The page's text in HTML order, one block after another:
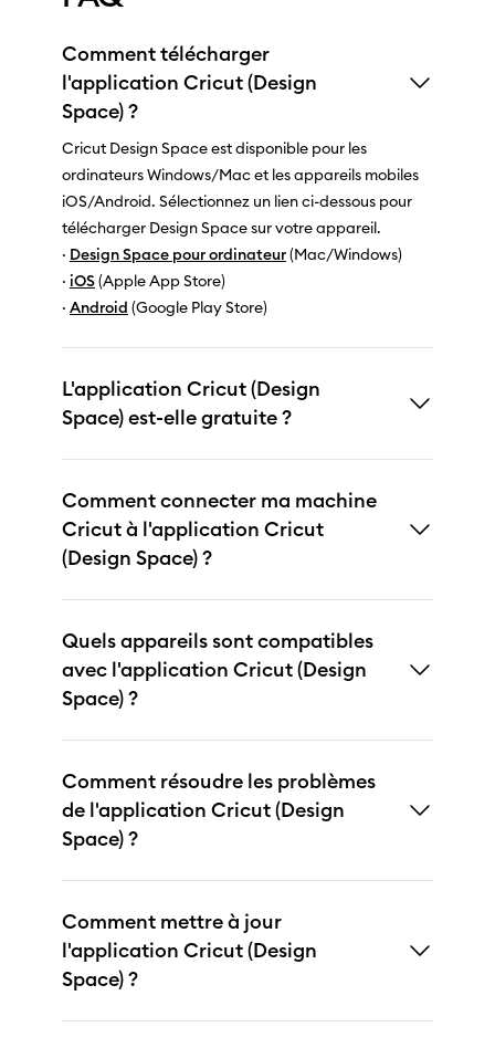
Comment télécharger
l'application Cricut (Design
Space) ?
Cricut Design Space est disponible pour les
ordinateurs Windows/Mac et les appareils mobiles
iOS/Android. Sélectionnez un lien ci-dessous pour
télécharger Design Space sur votre appareil.
· Design Space pour ordinateur(Mac/Windows)
· iOS(Apple App Store)
· Android (Google Play Store)
L'application Cricut (Design
Space) est-elle gratuite ?
Comment connecter ma machine
Cricut à l'application Cricut
(Design Space) ?
Quels appareils sont compatibles
avec l'application Cricut (Design
Space) ?
Comment résoudre les problèmes
de l'application Cricut (Design
Space) ?
Comment mettre à jour
l'application Cricut (Design
Space) ?